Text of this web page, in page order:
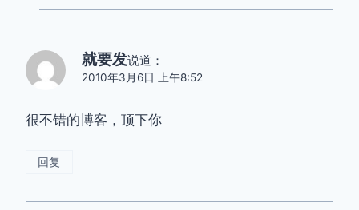
就要发说道：
2010年3月6日 上午8:52
很不错的博客，顶下你
回复